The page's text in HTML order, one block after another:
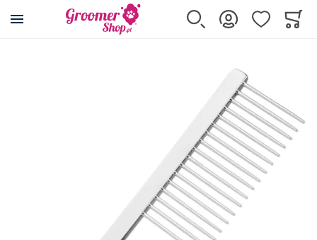
Przejdź na stronę główną
Szukaj Zaloguj sięUlubione